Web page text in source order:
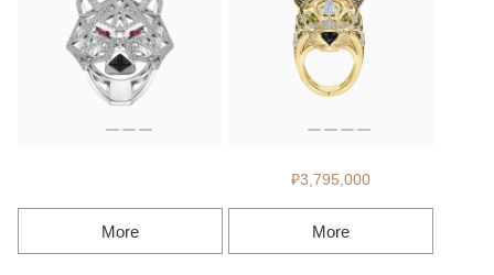
More
₽3,795,000
More